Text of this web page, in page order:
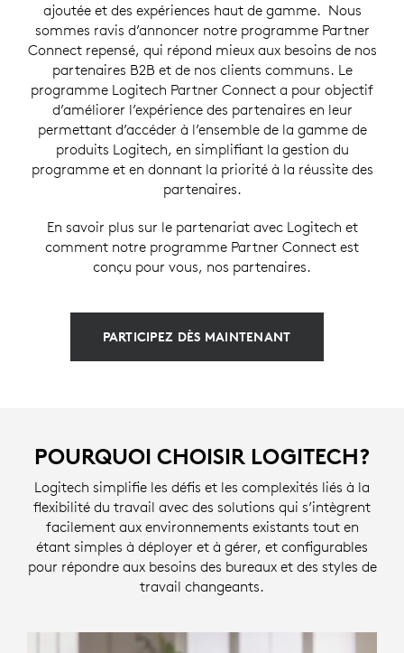
ajoutée et des expériences haut de gamme. Nous
sommes ravis d’annoncer notre programme Partner
Connect repensé, qui répond mieux aux besoins de nos
partenaires B2B et de nos clients communs. Le
programme Logitech Partner Connect a pour objectif
d’améliorer l’expérience des partenaires en leur
permettant d’accéder à l’ensemble de la gamme de
produits Logitech, en simplifiant la gestion du
programme et en donnant la priorité à la réussite des
partenaires.
En savoir plus sur le partenariat avec Logitech et
comment notre programme Partner Connect est
conçu pour vous, nos partenaires.
PARTICIPEZ DÈS MAINTENANT
POURQUOI CHOISIR LOGITECH?
Logitech simplifie les défis et les complexités liés à la
flexibilité du travail avec des solutions qui s’intègrent
facilement aux environnements existants tout en
étant simples à déployer et à gérer, et configurables
pour répondre aux besoins des bureaux et des styles de
travail changeants.